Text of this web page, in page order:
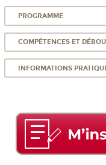
PROGRAMME
COMPÉTENCES ET
INFORMATIONS